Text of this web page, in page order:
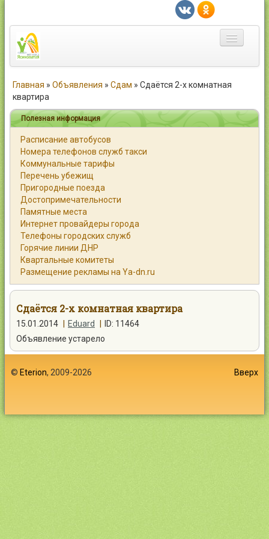
Город
Статьи
Каталог
Справочник
Работа
Объявления
Помощь
Войти
Главная » Объявления » Сдам » Сдаётся 2-х комнатная
квартира
Полезная информация
Расписание автобусов
Номера телефонов служб такси
Коммунальные тарифы
Перечень убежищ
Пригородные поезда
Достопримечательности
Памятные места
Интернет провайдеры города
Телефоны городских служб
Горячие линии ДНР
Квартальные комитеты
Размещение рекламы на Ya-dn.ru
Сдаётся 2-х комнатная квартира
15.01.2014 Eduard
ID: 11464
Объявление устарело
© Eterion, 2009-2026 Вверх